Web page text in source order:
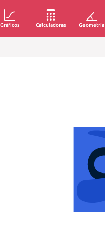
Gráficos Calculadoras Geometría